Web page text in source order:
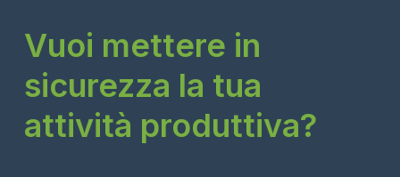
Vuoi mettere in
sicurezza la tua
attività produttiva?